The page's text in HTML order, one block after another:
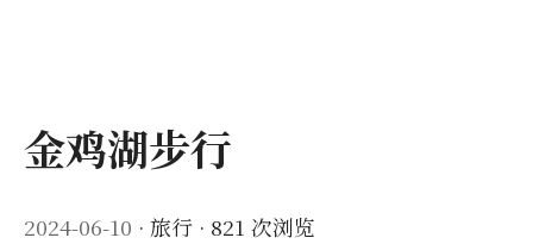
金鸡湖步行
2024-06-10 · 旅行 · 821 次浏览